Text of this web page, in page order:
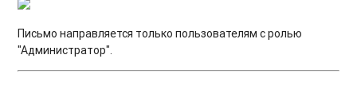
Письмо направляется только пользователям с ролью
"Администратор".